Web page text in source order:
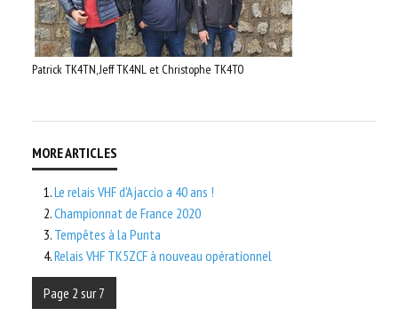
Patrick TK4TN, Jeff TK4NL et Christophe TK4TO
Le relais VHF d'Ajaccio a 40 ans !
Championnat de France 2020
Tempêtes à la Punta
Relais VHF TK5ZCF à nouveau opérationnel
Page 2 sur 7